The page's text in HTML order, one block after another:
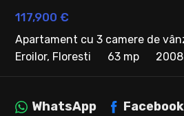
117,900 €
Apartament cu 3 camere de
Eroilor, Floresti
63 mp 2008
WhatsApp Facebook